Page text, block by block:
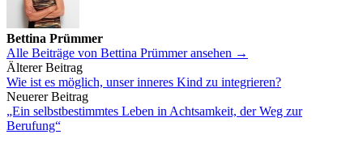
Bettina Prümmer
Alle Beiträge von Bettina Prümmer ansehen →
Beitrags-
Navigation
Älterer Beitrag
Wie ist es möglich, unser inneres Kind zu integrieren?
Neuerer Beitrag
„Ein selbstbestimmtes Leben in Achtsamkeit, der Weg zur
Berufung“